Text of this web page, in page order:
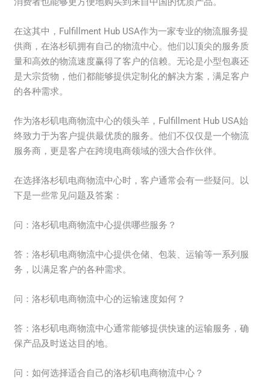
在这其中，Fulfillment Hub USA作为一家专业的物流服务提
供商，在洛杉矶拥有自己的物流中心。他们以顶尖的服务质
量和高效的物流速度赢得了客户的信赖。无论是小型包裹还
是大宗货物，他们都能够提供定制化的解决方案，满足客户
的各种需求。
作为洛杉矶电商物流中心的领头羊，Fulfillment Hub USA始
终致力于为客户提供最优质的服务。他们不仅仅是一个物流
服务商，更是客户在跨境电商领域的强大合作伙伴。
在选择洛杉矶电商物流中心时，客户通常会有一些疑问。以
下是一些常见问题及答案：
问：洛杉矶电商物流中心提供哪些服务？
答：洛杉矶电商物流中心提供仓储、包装、运输等一系列服
务，以满足客户的各种需求。
问：洛杉矶电商物流中心的运输速度如何？
答：洛杉矶电商物流中心通常能够提供快速的运输服务，确
保产品及时送达目的地。
问：如何选择适合自己的洛杉矶电商物流中心？